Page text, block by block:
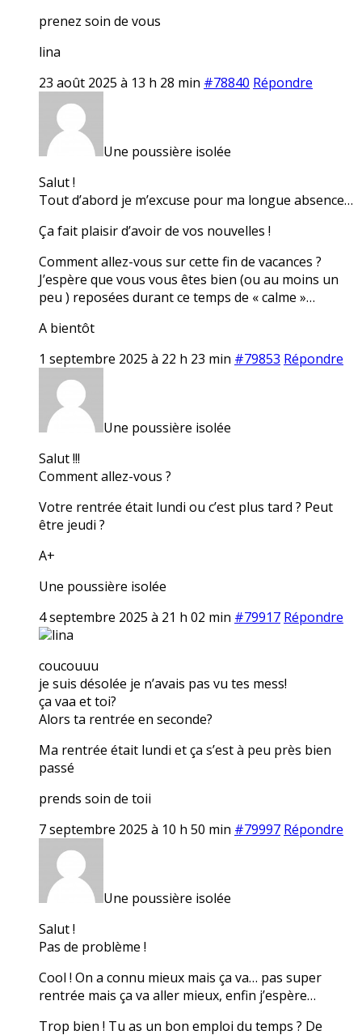
prenez soin de vous
lina
23 août 2025 à 13 h 28 min #78840 Répondre
Une poussière isolée
Salut !
Tout d’abord je m’excuse pour ma longue absence…
Ça fait plaisir d’avoir de vos nouvelles !
Comment allez-vous sur cette fin de vacances ?
J’espère que vous vous êtes bien (ou au moins un
peu ) reposées durant ce temps de « calme »…
A bientôt
1 septembre 2025 à 22 h 23 min #79853 Répondre
Une poussière isolée
Salut !!!
Comment allez-vous ?
Votre rentrée était lundi ou c’est plus tard ? Peut
être jeudi ?
A+
Une poussière isolée
4 septembre 2025 à 21 h 02 min #79917 Répondre
lina
coucouuu
je suis désolée je n’avais pas vu tes mess!
ça vaa et toi?
Alors ta rentrée en seconde?
Ma rentrée était lundi et ça s’est à peu près bien
passé
prends soin de toii
7 septembre 2025 à 10 h 50 min #79997 Répondre
Une poussière isolée
Salut !
Pas de problème !
Cool ! On a connu mieux mais ça va… pas super
rentrée mais ça va aller mieux, enfin j’espère…
Trop bien ! Tu as un bon emploi du temps ? De